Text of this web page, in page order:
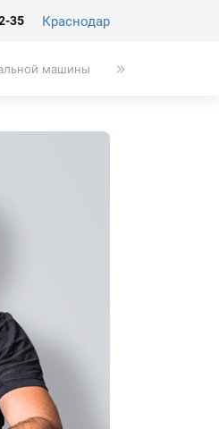
35 Краснодар
машины Писсуары